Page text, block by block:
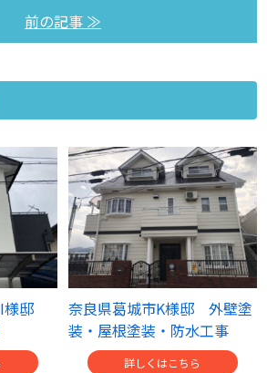
前の記事 ≫
様邸
奈良県葛城市K様邸 外壁塗
装・屋根塗装・防水工事
詳しくはこちら